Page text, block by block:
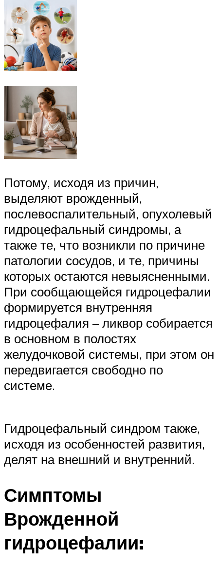
Потому, исходя из причин,
выделяют врожденный,
послевоспалительный, опухолевый
гидроцефальный синдромы, а
также те, что возникли по причине
патологии сосудов, и те, причины
которых остаются невыясненными.
При сообщающейся гидроцефалии
формируется внутренняя
гидроцефалия – ликвор собирается
в основном в полостях
желудочковой системы, при этом он
передвигается свободно по
системе.
Гидроцефальный синдром также,
исходя из особенностей развития,
делят на внешний и внутренний.
Симптомы
Врожденной
гидроцефалии: